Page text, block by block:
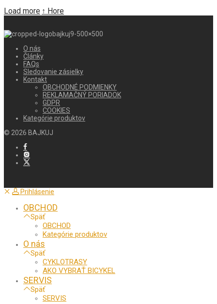
Load more ↑ Hore
O nás
Články
FAQs
Sledovanie zásielky
Kontakt
OBCHODNÉ PODMIENKY
REKLAMAČNÝ PORIADOK
GDPR
COOKIES
Kategórie produktov
© 2026 BAJKUJ
Prihlásenie
OBCHOD
Späť
OBCHOD
Kategórie produktov
O nás
Späť
CYKLOTRASY
AKO VYBRAŤ BICYKEL
SERVIS
Späť
SERVIS